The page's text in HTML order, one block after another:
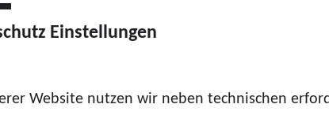
Inspekteur der
(IBPdL), Andreas
Einstellungen
Website nutzen wir neben technischen